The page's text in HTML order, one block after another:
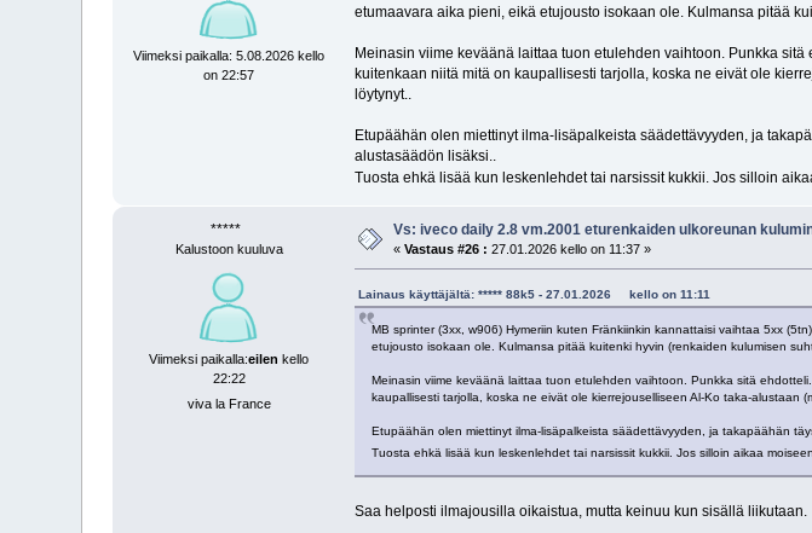
Viimeksi paikalla: 5.08.2026 kello
on 22:57
etumaavara aika pieni, eikä etujousto isokaan ole. Kulmansa pitää
Meinasin viime keväänä laittaa tuon etulehden vaihtoon. Punkka
kuitenkaan niitä mitä on kaupallisesti tarjolla, koska ne eivät ole
löytynyt..
Etupäähän olen miettinyt ilma-lisäpalkeista säädettävyyden, ja
alustasäädön lisäksi..
Tuosta ehkä lisää kun leskenlehdet tai narsissit kukkii. Jos silloin
*****
Kalustoon kuuluva
Viimeksi paikalla:eilen kello
22:22
viva la France
Vs: iveco daily 2.8 vm.2001 eturenkaiden ulkoreunan
«Vastaus #26 : 27.01.2026 kello on 11:37 »
Lainaus käyttäjältä: ***** 88k5 - 27.01.2026 kello on 11:11
MB sprinter (3xx, w906) Hymeriin kuten Fränkiinkin kannattaisi vaihtaa 5xx
etujousto isokaan ole. Kulmansa pitää kuitenki hyvin (renkaiden kulumisen
Meinasin viime keväänä laittaa tuon etulehden vaihtoon. Punkka sitä
kaupallisesti tarjolla, koska ne eivät ole kierrejouselliseen Al-Ko taka-
Etupäähän olen miettinyt ilma-lisäpalkeista säädettävyyden, ja takapäähän
Tuosta ehkä lisää kun leskenlehdet tai narsissit kukkii. Jos silloin aikaa
Saa helposti ilmajousilla oikaistua, mutta keinuu kun sisällä liikutaan.